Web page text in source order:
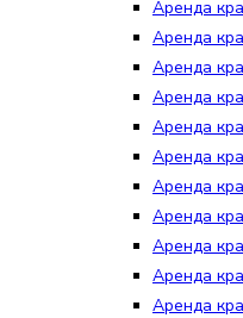
Аренда
Аренда
Аренда
Аренда
Аренда
Аренда
Аренда
Аренда
Аренда
Аренда
Аренда